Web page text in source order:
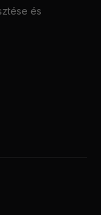
és